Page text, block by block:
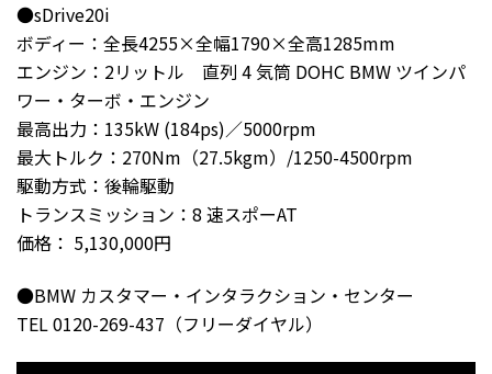
●sDrive20i
ボディー：全長4255×全幅1790×全高1285mm
エンジン：2リットル 直列 4 気筒 DOHC BMW ツインパ
ワー・ターボ・エンジン
最高出力：135kW (184ps)／5000rpm
最大トルク：270Nm（27.5kgm）/1250-4500rpm
駆動方式：後輪駆動
トランスミッション：8 速スポーAT
価格： 5,130,000円
●BMW カスタマー・インタラクション・センター
TEL 0120-269-437（フリーダイヤル）